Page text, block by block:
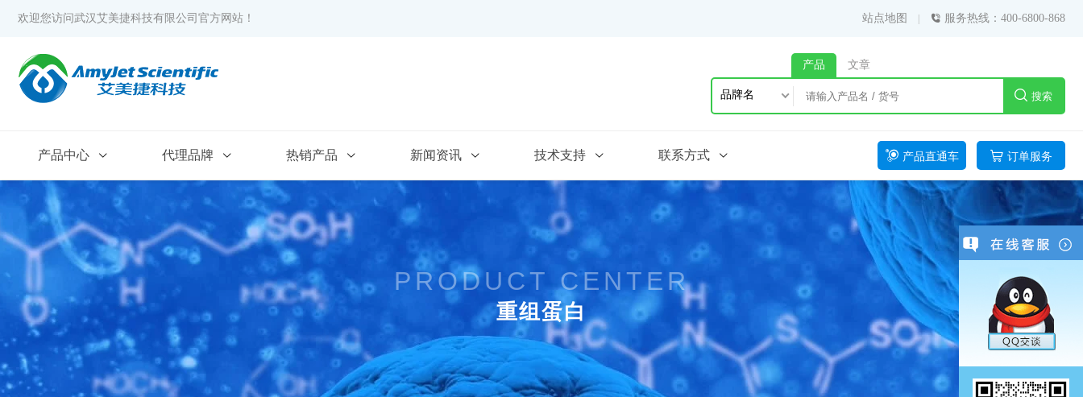
欢迎您访问武汉艾美捷科技有限公司官方网站！ 站点地图 服务热线：400-6800-868
产品 文章
品牌名 搜索
产品中心 代理品牌 热销产品 新闻资讯 技术支持 联系方式 产品直通车 订单服务
PRODUCT CENTER
重组蛋白